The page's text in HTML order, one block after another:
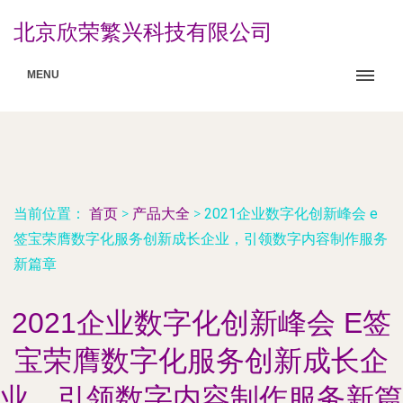
北京欣荣繁兴科技有限公司
MENU
当前位置： 首页 > 产品大全 > 2021企业数字化创新峰会 e
签宝荣膺数字化服务创新成长企业，引领数字内容制作服务
新篇章
2021企业数字化创新峰会 E签
宝荣膺数字化服务创新成长企